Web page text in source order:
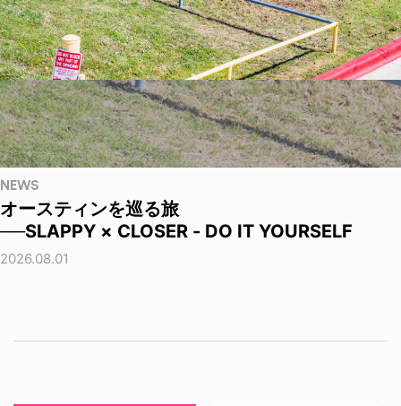
NEWS
オースティンを巡る旅
──SLAPPY × CLOSER - DO IT YOURSELF
2026.08.01